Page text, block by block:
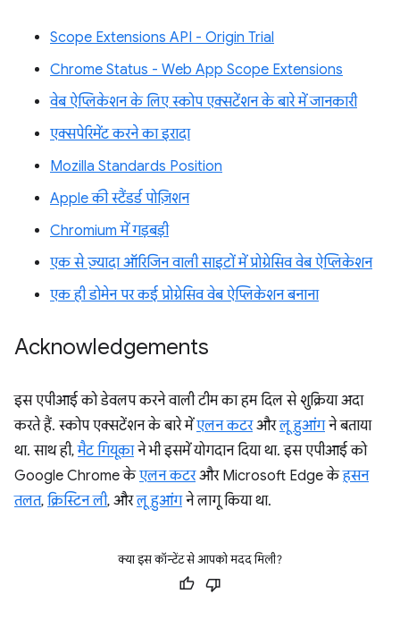
Scope Extensions API - Origin Trial
Chrome Status - Web App Scope Extensions
वेब ऐप्लिकेशन के लिए स्कोप एक्सटेंशन के बारे में जानकारी
एक्सपेरिमेंट करने का इरादा
Mozilla Standards Position
Apple की स्टैंडर्ड पोज़िशन
Chromium में गड़बड़ी
एक से ज़्यादा ऑरिजिन वाली साइटों में प्रोग्रेसिव वेब ऐप्लिकेशन
एक ही डोमेन पर कई प्रोग्रेसिव वेब ऐप्लिकेशन बनाना
Acknowledgements
इस एपीआई को डेवलप करने वाली टीम का हम दिल से शुक्रिया अदा
करते हैं. स्कोप एक्सटेंशन के बारे मेंएलन कटरऔरलू हुआंगने बताया
था. साथ ही,मैट गियूकाने भी इसमें योगदान दिया था. इस एपीआई को
Google Chrome केएलन कटरऔर Microsoft Edge केहसन
तलत, क्रिस्टिन ली, औरलू हुआंगने लागू किया था.
क्या इस कॉन्टेंट से आपको मदद मिली?